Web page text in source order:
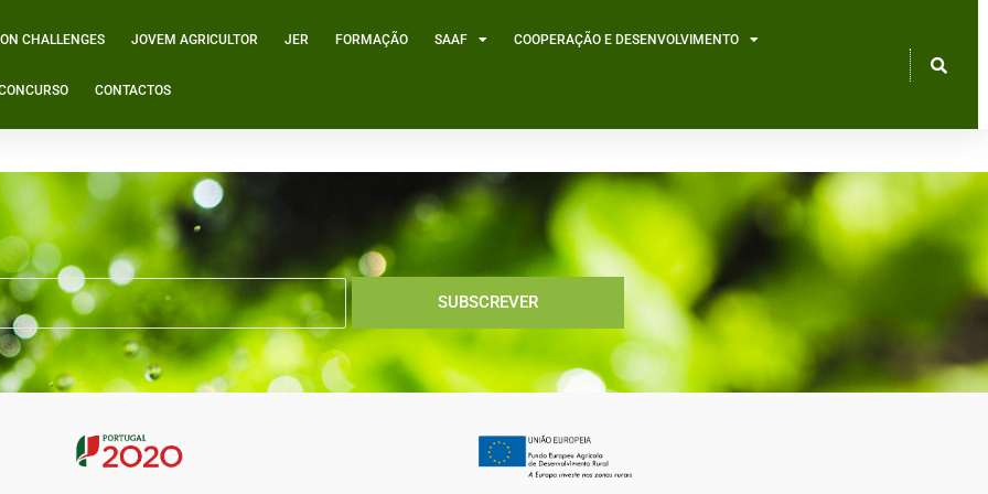
CHALLENGES JOVEM AGRICULTOR JER FORMAÇÃO SAAF COOPERAÇÃO E DESENVOLVIMENTO
CONTACTOS
SUBSCREVER